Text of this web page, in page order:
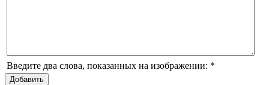
Введите два слова, показанных на изображении: *